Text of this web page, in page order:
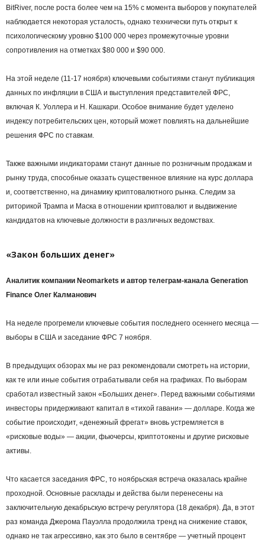
BitRiver, после роста более чем на 15% с момента выборов у покупателей
наблюдается некоторая усталость, однако технически путь открыт к
психологическому уровню $100 000 через промежуточные уровни
сопротивления на отметках $80 000 и $90 000.
На этой неделе (11-17 ноября) ключевыми событиями станут публикация
данных по инфляции в США и выступления представителей ФРС,
включая К. Уоллера и Н. Кашкари. Особое внимание будет уделено
индексу потребительских цен, который может повлиять на дальнейшие
решения ФРС по ставкам.
Также важными индикаторами станут данные по розничным продажам и
рынку труда, способные оказать существенное влияние на курс доллара
и, соответственно, на динамику криптовалютного рынка. Следим за
риторикой Трампа и Маска в отношении криптовалют и выдвижение
кандидатов на ключевые должности в различных ведомствах.
«Закон больших денег»
Аналитик компании Neomarkets и автор телеграм-канала Generation
Finance Олег Калманович
На неделе прогремели ключевые события последнего осеннего месяца —
выборы в США и заседание ФРС 7 ноября.
В предыдущих обзорах мы не раз рекомендовали смотреть на истории,
как те или иные события отрабатывали себя на графиках. По выборам
сработал известный закон «Больших денег». Перед важными событиями
инвесторы придерживают капитал в «тихой гавани» — долларе. Когда же
событие происходит, «денежный фрегат» вновь устремляется в
«рисковые воды» — акции, фьючерсы, криптотокены и другие рисковые
активы.
Что касается заседания ФРС, то ноябрьская встреча оказалась крайне
проходной. Основные расклады и действа были перенесены на
заключительную декабрьскую встречу регулятора (18 декабря). Да, в этот
раз команда Джерома Пауэлла продолжила тренд на снижение ставок,
однако не так агрессивно, как это было в сентябре — учетный процент